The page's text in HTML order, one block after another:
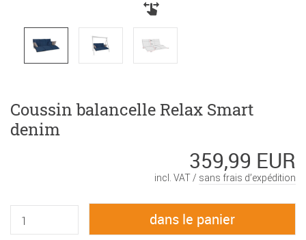
Coussin balancelle Relax Smart
denim
359,99 EUR
incl. VAT / sans frais d’expédition